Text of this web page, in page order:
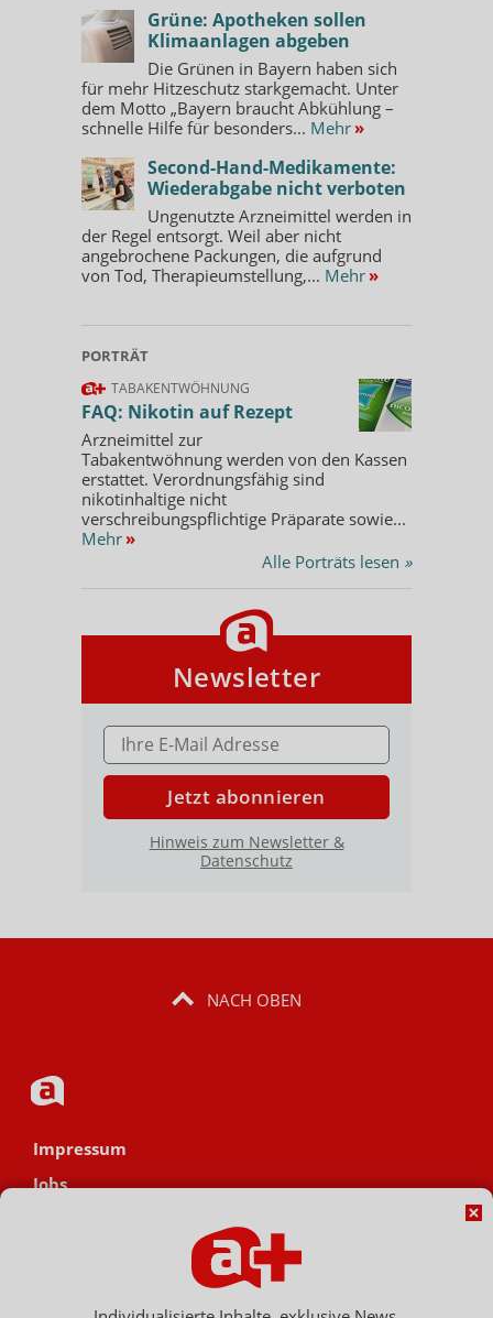
Grüne: Apotheken sollen
Klimaanlagen abgeben
Die Grünen in Bayern haben sich
für mehr Hitzeschutz starkgemacht. Unter
dem Motto „Bayern braucht Abkühlung –
schnelle Hilfe für besonders... Mehr »
Second-Hand-Medikamente:
Wiederabgabe nicht verboten
Ungenutzte Arzneimittel werden in
der Regel entsorgt. Weil aber nicht
angebrochene Packungen, die aufgrund
von Tod, Therapieumstellung,... Mehr »
PORTRÄT
TABAKENTWÖHNUNG
FAQ: Nikotin auf Rezept
Arzneimittel zur
Tabakentwöhnung werden von den Kassen
erstattet. Verordnungsfähig sind
nikotinhaltige nicht
verschreibungspflichtige Präparate sowie...
Mehr »
Alle Porträts lesen »
Newsletter
E-MAIL ADRESSE
Jetzt abonnieren
Hinweis zum Newsletter &
Datenschutz
NACH OBEN
Impressum
Jobs